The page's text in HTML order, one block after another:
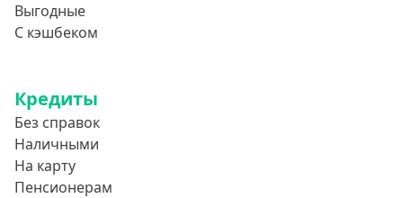
Выгодные
С кэшбеком
Кредиты
Без справок
Наличными
На карту
Пенсионерам